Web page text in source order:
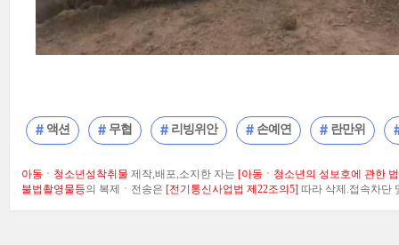
액션 무협 리빙위안 손예연 란만위
아동ㆍ청소년성착취물 제작,배포,소지한 자는 [아동ㆍ청소년의 성보호에 관한
불법촬영물등의 복제ㆍ전송은 [전기통신사업법 제22조의5] 따라 삭제.접속차단